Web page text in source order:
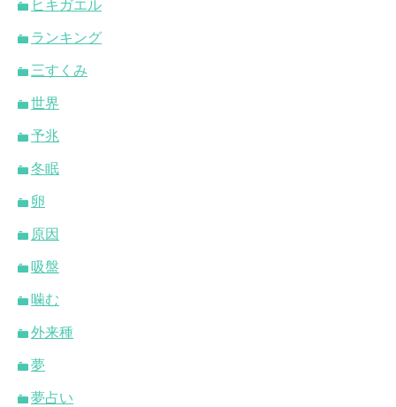
ヒキガエル
ランキング
三すくみ
世界
予兆
冬眠
卵
原因
吸盤
噛む
外来種
夢
夢占い